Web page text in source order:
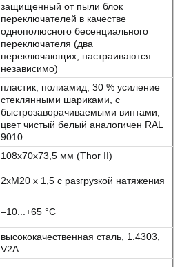
защищенный от пыли блок
переключателей в качестве
однополюсного бесенциального
переключателя (два
переключающих, настраиваются
независимо)
пластик, полиамид, 30 % усиление
стеклянными шариками, с
быстрозаворачиваемыми винтами,
цвет чистый белый аналогичен RAL
9010
108x70x73,5 мм (Thor II)
2хM20 x 1,5 с разгрузкой натяжения
–10...+65 °C
высококачественная сталь, 1.4303,
V2A